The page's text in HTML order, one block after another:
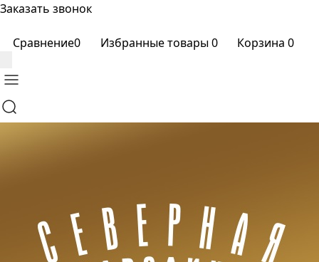
Заказать звонок
Сравнение0 Избранные товары0 Корзина 0